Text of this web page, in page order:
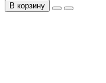
В корзину